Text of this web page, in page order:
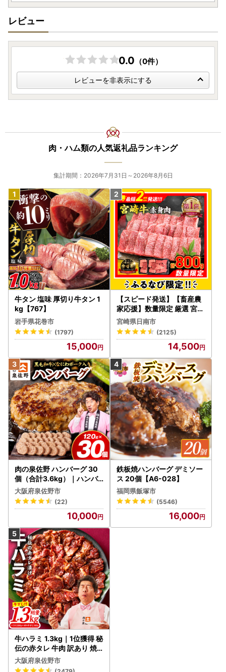
レビュー
0.0 （0件）
レビューを非表示にする
肉・ハム類の人気返礼品ランキング
集計期間：2026年7月31日～2026年8月6日
牛タン 塩味 厚切り牛タン 1
kg【767】
岩手県花巻市
(1797)
15,000
【スピード発送】【畜産農
家応援】数量限定 厳選 宮崎
牛 赤身 焼肉 計800g FN-Li
mited-PR_BDV5-26-2W
宮崎県日南市
(2125)
14,500
肉の泉佐野 ハンバーグ 30
個（合計3.6kg）｜ハンバ
ーグ 訳あり 黒毛和牛×なに
わポーク
大阪府泉佐野市
(22)
10,000
鉄板焼ハンバーグ デミソー
ス 20個【A6-028】
福岡県飯塚市
(5546)
16,000
牛ハラミ 1.3kg｜1位獲得 秘
伝の赤タレ 牛肉 訳あり 焼
肉 BBQ
大阪府泉佐野市